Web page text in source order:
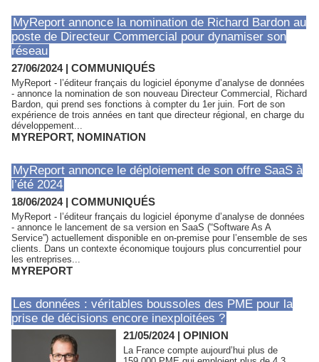
MyReport annonce la nomination de Richard Bardon au
poste de Directeur Commercial pour dynamiser son
réseau
27/06/2024| COMMUNIQUÉS
MyReport - l’éditeur français du logiciel éponyme d’analyse de données
- annonce la nomination de son nouveau Directeur Commercial, Richard
Bardon, qui prend ses fonctions à compter du 1er juin. Fort de son
expérience de trois années en tant que directeur régional, en charge du
développement...
MYREPORT, NOMINATION
MyReport annonce le déploiement de son offre SaaS à
l’été 2024
18/06/2024| COMMUNIQUÉS
MyReport - l’éditeur français du logiciel éponyme d’analyse de données
- annonce le lancement de sa version en SaaS (“Software As A
Service”) actuellement disponible en on-premise pour l’ensemble de ses
clients. Dans un contexte économique toujours plus concurrentiel pour
les entreprises...
MYREPORT
Les données : véritables boussoles des PME pour la
prise de décisions encore inexploitées ?
21/05/2024| OPINION
La France compte aujourd’hui plus de